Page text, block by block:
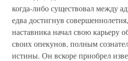
когда-либо существовал между
едва достигнув
наставника начал свою карьеру
своих опекунов, полным
истины. Он вскоре приобрел